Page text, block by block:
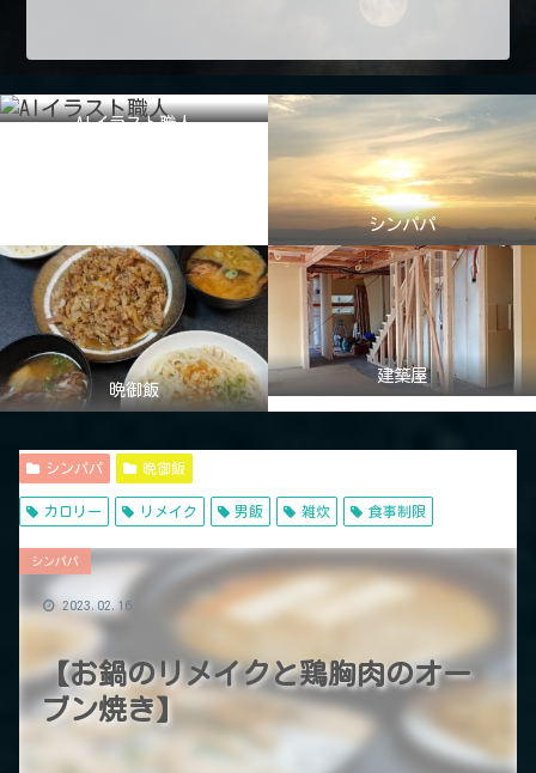
AIイラスト職人
シンパパ
晩御飯
建築屋
シンパパ 晩御飯
カロリー リメイク 男飯 雑炊 食事制限
【お鍋のリメイクと鶏胸肉のオー
ブン焼き】
シンパパ
2023.02.16